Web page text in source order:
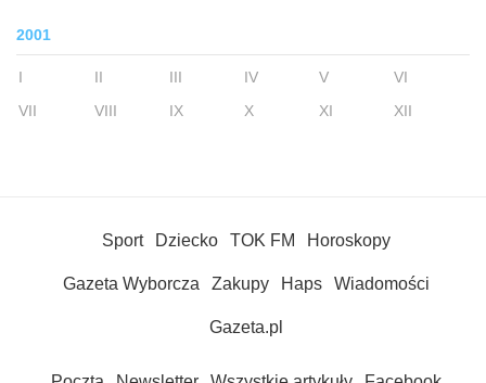
2001
I II III IV V
VI
VII
VIII IX X XI XII
Sport Dziecko TOK FM Horoskopy
Gazeta Wyborcza Zakupy Haps Wiadomości
Gazeta.pl